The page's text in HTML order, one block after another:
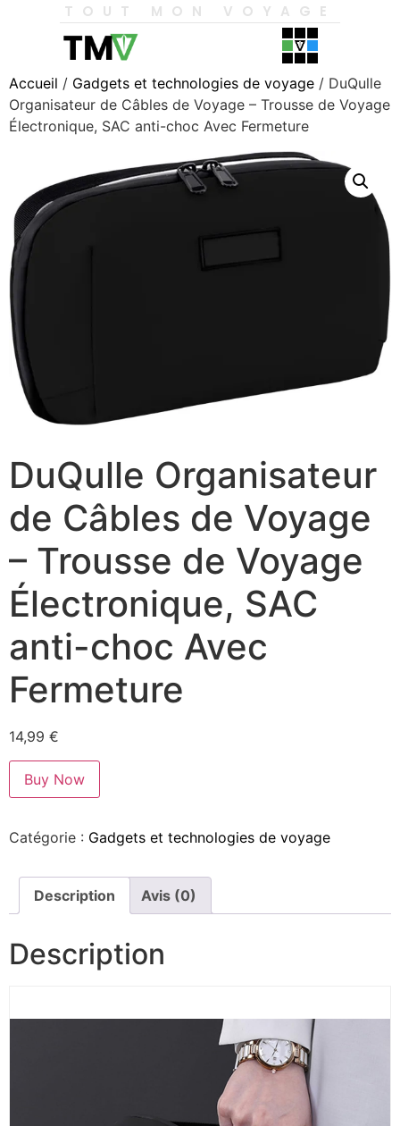
TOUT MON VOYAGE
Accueil / Gadgets et technologies de voyage / DuQulle
Organisateur de Câbles de Voyage – Trousse de Voyage
Électronique, SAC anti-choc Avec Fermeture
DuQulle Organisateur
de Câbles de Voyage
– Trousse de Voyage
Électronique, SAC
anti-choc Avec
Fermeture
14,99 €
Buy Now
Catégorie : Gadgets et technologies de voyage
Description Avis (0)
Description